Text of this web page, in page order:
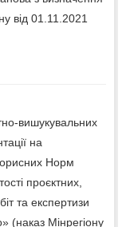
від 01.11.2021
вишукувальних
на
Норм
проєктних,
та експертизи
(наказ Мінрегіону